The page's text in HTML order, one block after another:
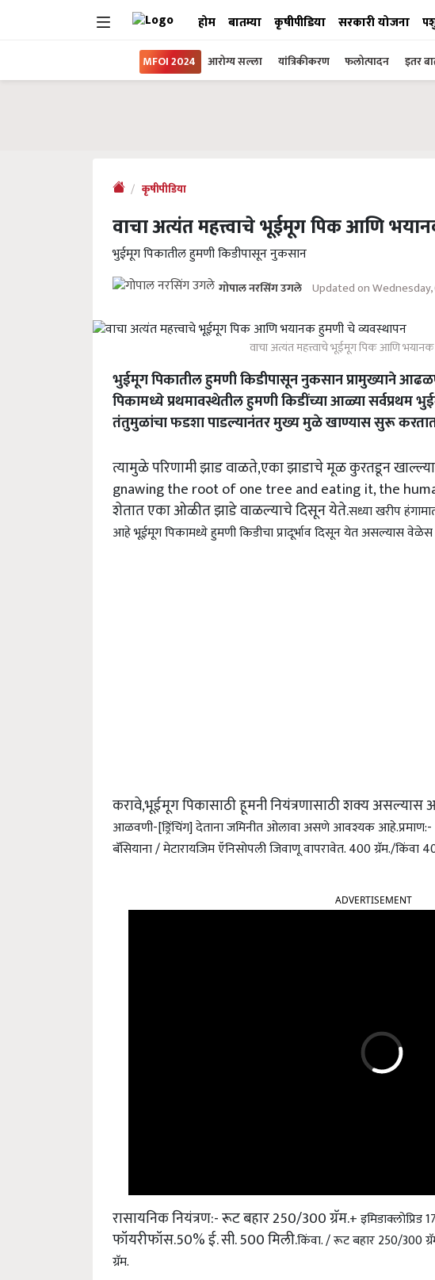
होम बातम्या कृषीपीडिया सरकारी योजना
MFOI 2024 आरोग्य सल्ला यांत्रिकीकरण फलोत्पादन इतर
कृषीपीडिया
वाचा अत्यंत महत्त्वाचे भूईमूग पिक आणि
भुईमूग पिकातील हुमणी किडीपासून नुकसान
गोपाल नरसिंग उगले Updated on
वाचा अत्यंत महत्त्वाचे भूईमूग पिक आणि
भुईमूग पिकातील हुमणी किडीपासून नुकसान प्रामुख्याने
पिकामध्ये प्रथमावस्थेतील हुमणी किडींच्या आळ्या सर्वप्रथम
तंतुमुळांचा फडशा पाडल्यानंतर मुख्य मुळे खाण्यास सुरू
त्यामुळे परिणामी झाड वाळते,एका झाडाचे मूळ कुरतडून
gnawing the root of one tree and eating it, the
शेतात एका ओळीत झाडे वाळल्याचे दिसून येते.सध्या खरीप
आहे भूईमूग पिकामध्ये हुमणी किडीचा प्रादूर्भाव दिसून येत असल्यास
करावे,भूईमूग पिकासाठी हूमनी नियंत्रणासाठी शक्य असल्यास
आळवणी-[ड्रिंचिंग] देताना जमिनीत ओलावा असणे आवश्यक आहे.
बॅसियाना / मेटारायजिम ऍनिसोपली जिवाणू वापरावेत. 400 ग्रॅम./किंवा
रासायनिक नियंत्रण:- रूट बहार 250/300 ग्रॅम. + इमिडाक्लोप्रिड
फॉयरीफॉस.50% ई. सी. 500 मिली.किंवा. / रूट बहार 250/300
ग्रॅम.